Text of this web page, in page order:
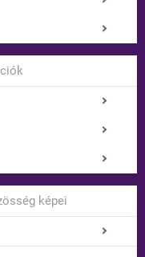
képei